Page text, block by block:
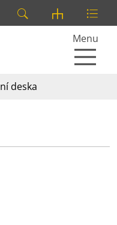
Menu
deska